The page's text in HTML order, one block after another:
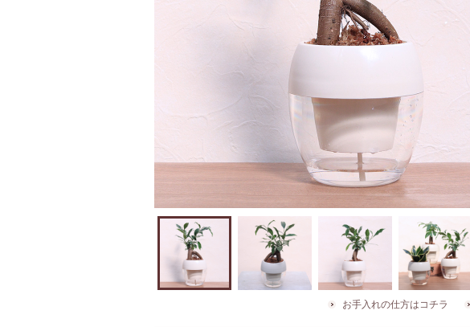
り、印象が全く
で3種類のみずて
お手入れの仕方はコチラ